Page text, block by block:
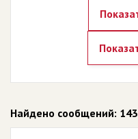
Найдено сообщений: 143